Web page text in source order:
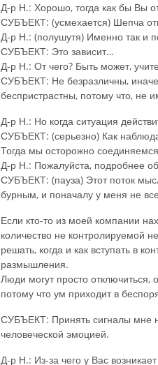
Д-р Н.: Хорошо, тогда как бы Вы
СУБЪЕКТ: (усмехается) Шепча
Д-р Н.: (полушутя) Именно так и
СУБЪЕКТ: Это зависит…
Д-р Н.: От чего? Быть может,
СУБЪЕКТ: Не безразличны,
беспристрастны, потому что, не
Д-р Н.: Но когда ситуация
СУБЪЕКТ: (серьезно) Как
Тогда мы осторожно
Д-р Н.: Пожалуйста, подробнее
СУБЪЕКТ: (пауза) Этот поток
бурным, и поначалу у меня не
Если кто-то из моей компании
количество не контролируемой
решать, когда и как вступать в
размышления.
Люди могут просто отключиться,
потому что ум приходит в
СУБЪЕКТ: Принять сигналы мне
человеческой эмоцией.
Д-р Н.: Из-за чего у Вас